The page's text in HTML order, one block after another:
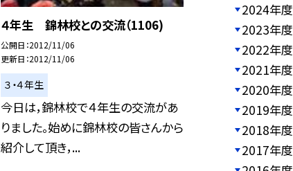
４年生 錦林校との交流（1106)
公開日 2012/11/06
更新日 2012/11/06
３・４年生
今日は，錦林校で４年生の交流があ
りました。始めに錦林校の皆さんから
紹介して頂き，...
2024年度
2023年度
2022年度
2021年度
2020年度
2019年度
2018年度
2017年度